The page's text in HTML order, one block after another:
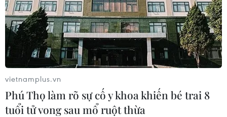
vietnamplus.vn
Phú Thọ làm rõ sự cố y khoa khiến bé trai 8
tuổi tử vong sau mổ ruột thừa